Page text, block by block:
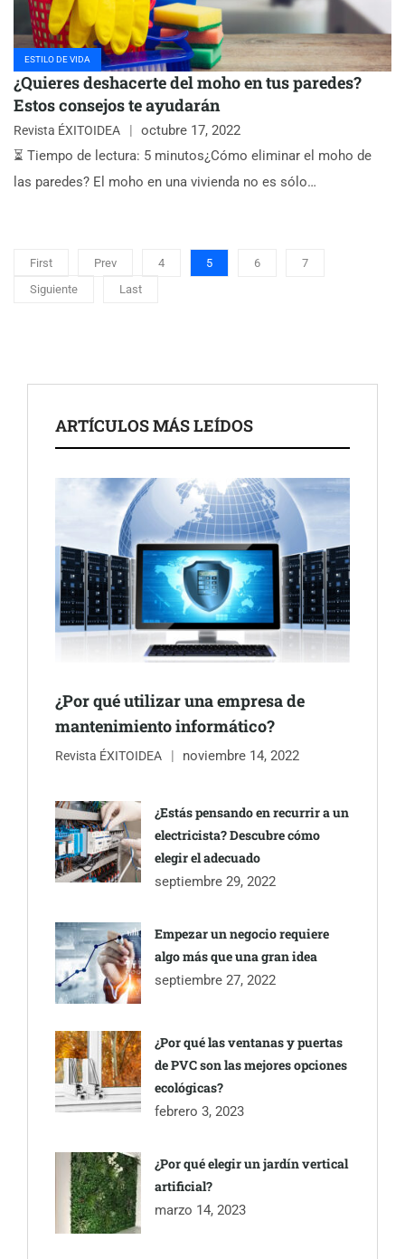
ESTILO DE VIDA
¿Quieres deshacerte del moho en tus paredes?
Estos consejos te ayudarán
Revista ÉXITOIDEA
octubre 17, 2022
⏳ Tiempo de lectura: 5 minutos¿Cómo eliminar el moho de
las paredes? El moho en una vivienda no es sólo…
First Prev 4 5 6
7
Siguiente
Last
ARTÍCULOS MÁS LEÍDOS
¿Por qué utilizar una empresa de
mantenimiento informático?
Revista ÉXITOIDEA noviembre 14, 2022
¿Estás pensando en recurrir a un
electricista? Descubre cómo
elegir el adecuado
septiembre 29, 2022
Empezar un negocio requiere
algo más que una gran idea
septiembre 27, 2022
¿Por qué las ventanas y puertas
de PVC son las mejores opciones
ecológicas?
febrero 3, 2023
¿Por qué elegir un jardín vertical
artificial?
marzo 14, 2023